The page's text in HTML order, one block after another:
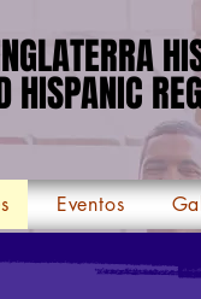
HISPANIC
HISPANIC
Eventos